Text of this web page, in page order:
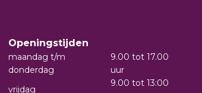
Openingstijden
maandag t/m
donderdag
9.00 tot 17.00
uur
vrijdag
9.00 tot 13:00